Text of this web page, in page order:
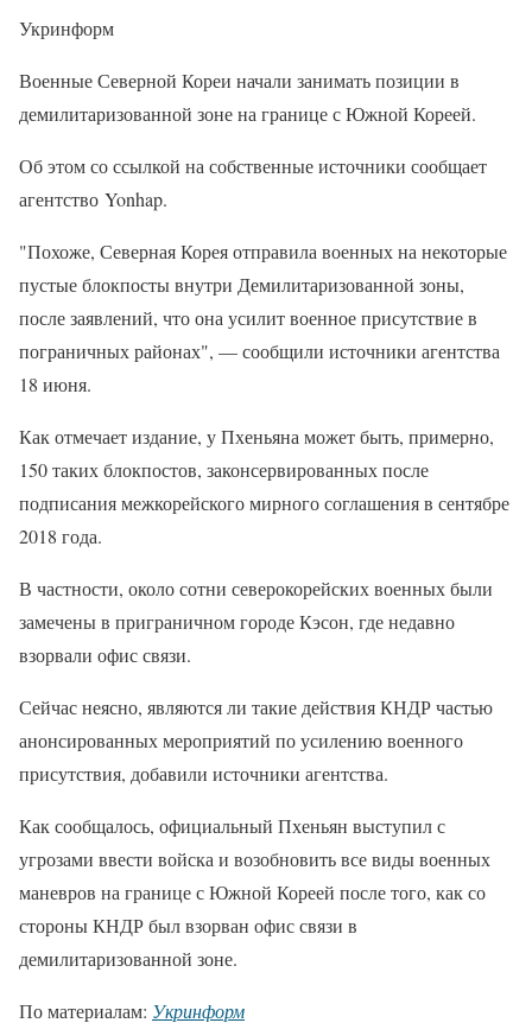
Укринформ
Военные Северной Кореи начали занимать позиции в
демилитаризованной зоне на границе с Южной Кореей.
Об этом со ссылкой на собственные источники сообщает
агентство Yonhap.
"Похоже, Северная Корея отправила военных на некоторые
пустые блокпосты внутри Демилитаризованной зоны,
после заявлений, что она усилит военное присутствие в
пограничных районах", — сообщили источники агентства
18 июня.
Как отмечает издание, у Пхеньяна может быть, примерно,
150 таких блокпостов, законсервированных после
подписания межкорейского мирного соглашения в сентябре
2018 года.
В частности, около сотни северокорейских военных были
замечены в приграничном городе Кэсон, где недавно
взорвали офис связи.
Сейчас неясно, являются ли такие действия КНДР частью
анонсированных мероприятий по усилению военного
присутствия, добавили источники агентства.
Как сообщалось, официальный Пхеньян выступил с
угрозами ввести войска и возобновить все виды военных
маневров на границе с Южной Кореей после того, как со
стороны КНДР был взорван офис связи в
демилитаризованной зоне.
По материалам: Укринформ